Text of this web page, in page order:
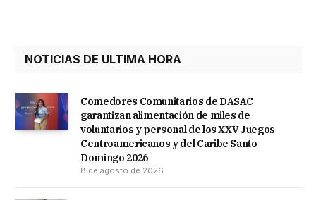
NOTICIAS DE ULTIMA HORA
Comedores Comunitarios de DASAC
garantizan alimentación de miles de
voluntarios y personal de los XXV Juegos
Centroamericanos y del Caribe Santo
Domingo 2026
8 de agosto de 2026